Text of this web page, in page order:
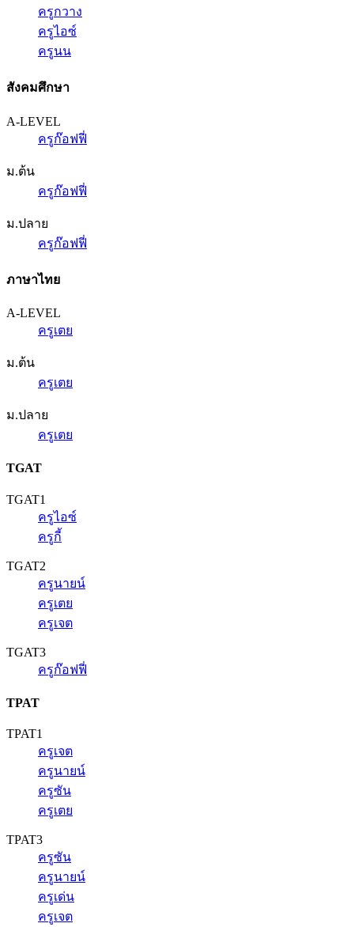
ครูกวาง
ครูไอซ์
ครูนน
สังคมศึกษา
A-LEVEL
ครูก๊อฟฟี่
ม.ต้น
ครูก๊อฟฟี่
ม.ปลาย
ครูก๊อฟฟี่
ภาษาไทย
A-LEVEL
ครูเตย
ม.ต้น
ครูเตย
ม.ปลาย
ครูเตย
TGAT
TGAT1
ครูไอซ์
ครูกี้
TGAT2
ครูนายน์
ครูเตย
ครูเจต
TGAT3
ครูก๊อฟฟี่
TPAT
TPAT1
ครูเจต
ครูนายน์
ครูซัน
ครูเตย
TPAT3
ครูซัน
ครูนายน์
ครูเด่น
ครูเจต